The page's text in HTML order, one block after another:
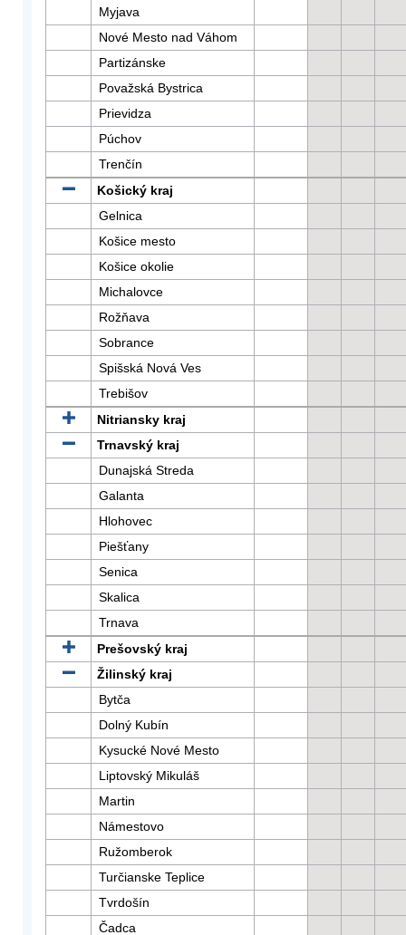
Myjava
Nové Mesto nad Váhom
Partizánske
Považská Bystrica
Prievidza
Púchov
Trenčín
Košický kraj
Gelnica
Košice mesto
Košice okolie
Michalovce
Rožňava
Sobrance
Spišská Nová Ves
Trebišov
Nitriansky kraj
Trnavský kraj
Dunajská Streda
Galanta
Hlohovec
Piešťany
Senica
Skalica
Trnava
Prešovský kraj
Žilinský kraj
Bytča
Dolný Kubín
Kysucké Nové Mesto
Liptovský Mikuláš
Martin
Námestovo
Ružomberok
Turčianske Teplice
Tvrdošín
Čadca